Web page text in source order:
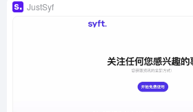
JustSyf